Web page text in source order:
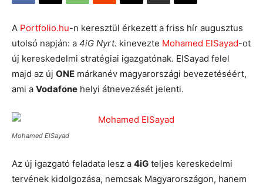
A Portfolio.hu-n keresztül érkezett a friss hír augusztus
utolsó napján: a 4iG Nyrt. kinevezte Mohamed ElSayad-ot
új kereskedelmi stratégiai igazgatónak. ElSayad felel
majd az új ONE márkanév magyarországi bevezetéséért,
ami a Vodafone helyi átnevezését jelenti.
Mohamed ElSayad
Az új igazgató feladata lesz a 4iG teljes kereskedelmi
tervének kidolgozása, nemcsak Magyarországon, hanem